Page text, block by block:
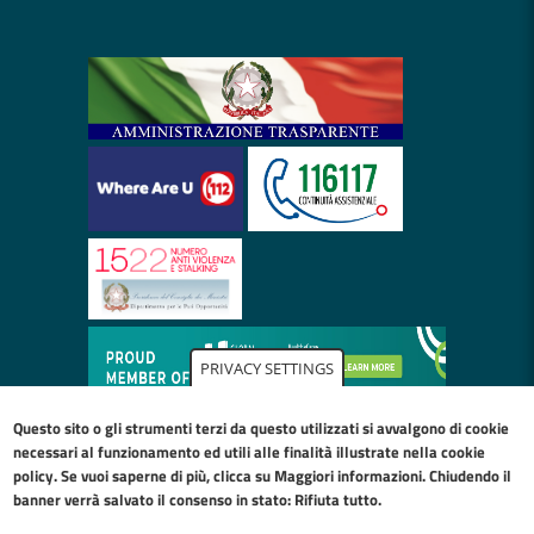
PRIVACY SETTINGS
Questo sito o gli strumenti terzi da questo utilizzati si avvalgono di cookie
necessari al funzionamento ed utili alle finalità illustrate nellacookie
policy. Se vuoi saperne di più, clicca su Maggiori informazioni. Chiudendo il
banner verrà salvato il consenso in stato: Rifiuta tutto.